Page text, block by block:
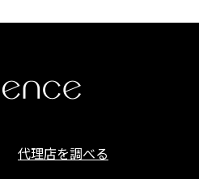
代理店を調べる